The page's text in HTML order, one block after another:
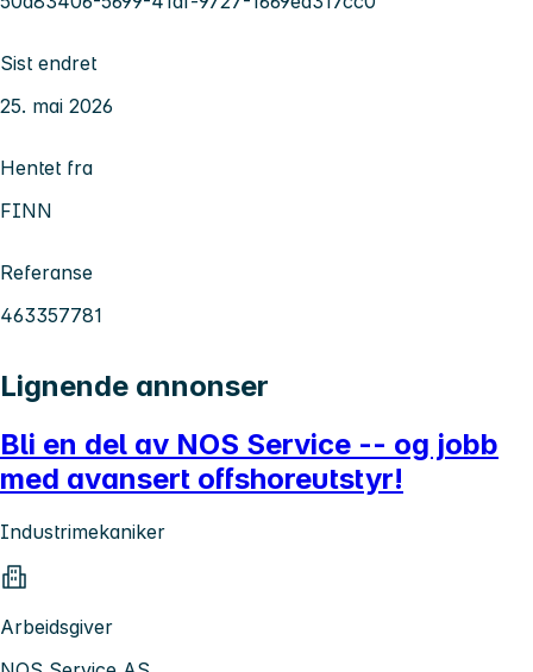
Sist endret
25. mai 2026
Hentet fra
FINN
Referanse
463357781
Lignende annonser
Bli en del av NOS Service -- og jobb
med avansert offshoreutstyr!
Industrimekaniker
Arbeidsgiver